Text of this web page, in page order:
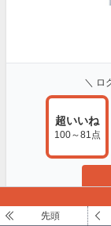
＼ ロ
超いいね
100～81点
先頭